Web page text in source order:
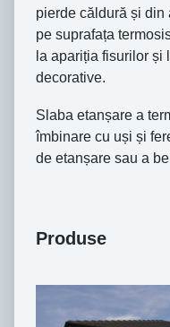
pierde căldură și din
pe suprafața
la apariția fisurilor și
decorative.
Slaba etanșare a
îmbinare cu uși și
de etanșare sau a
Produse